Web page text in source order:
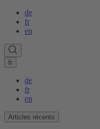
de
fr
en
fr
de
fr
en
Articles récents